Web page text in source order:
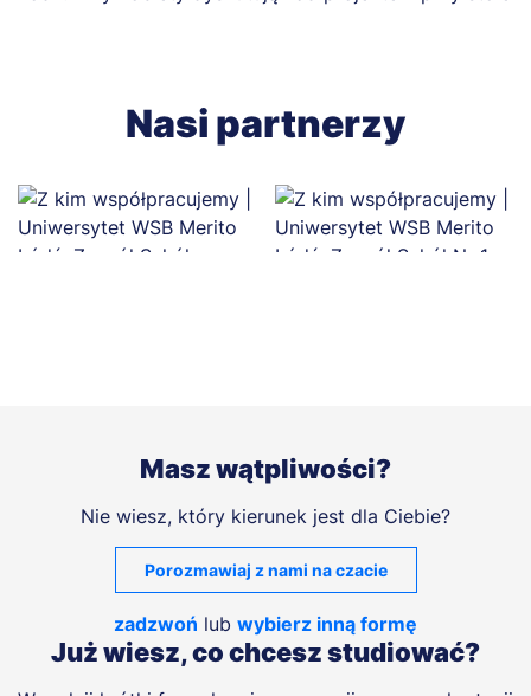
Nasi partnerzy
Masz wątpliwości?
Nie wiesz, który kierunek jest dla Ciebie?
Porozmawiaj z nami na czacie
zadzwoń lub wybierz inną formę
Już wiesz, co chcesz studiować?